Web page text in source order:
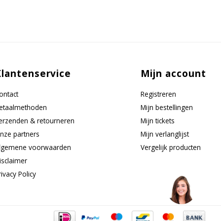
& retourneren
partners
voorwaarden
Policy
Mijn account
Registreren
Mijn bestellingen
Mijn tickets
Mijn verlanglijst
Vergelijk producten